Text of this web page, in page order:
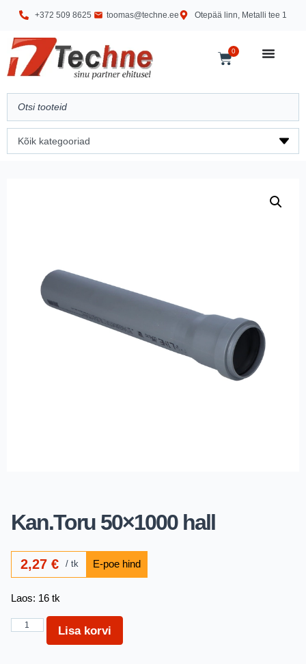
+372 509 8625 toomas@techne.ee Otepää linn, Metalli tee 1
0
Kan.Toru 50×1000 hall
2,27€ tk
Laos: 16 tk
Lisa korvi